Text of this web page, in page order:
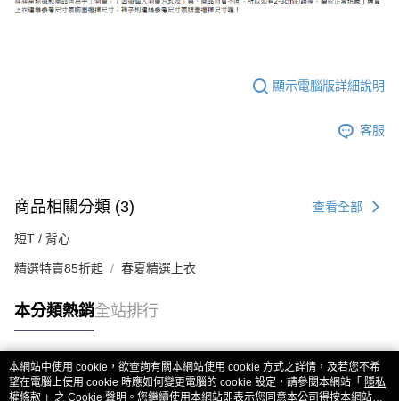
顯示電腦版詳細說明
客服
商品相關分類 (3) 查看全部
短T / 背心
精選特賣85折起 春夏精選上衣
本分類熱銷全站排行
熱門標籤
本網站中使用 cookie，欲查詢有關本網站使用 cookie 方式之詳情，及若您不希
望在電腦上使用 cookie 時應如何變更電腦的 cookie 設定，請參閱本網站「 隱私
權條款 」之 Cookie 聲明。您繼續使用本網站即表示您同意本公司得按本網站使